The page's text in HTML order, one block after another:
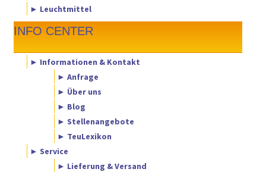
► Leuchtmittel
INFO CENTER
► Informationen & Kontakt
► Anfrage
► Über uns
► Blog
► Stellenangebote
► TeuLexikon
► Service
► Lieferung & Versand